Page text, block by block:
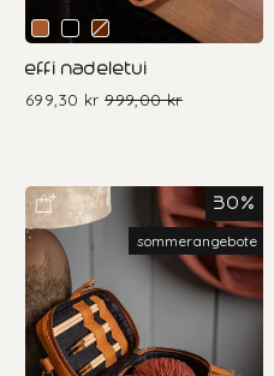
effi nadeletui
699,30 krSonderpreis
Normaler
999,00 kr
30%
sommerangebote